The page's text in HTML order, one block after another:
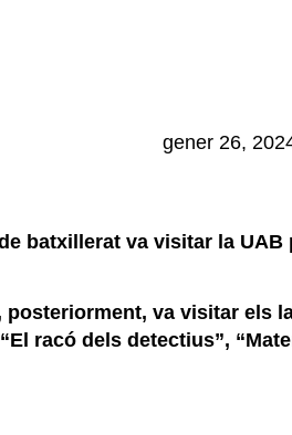
gener 26,
batxillerat va visitar la
va visitar els
racó dels detectius”,